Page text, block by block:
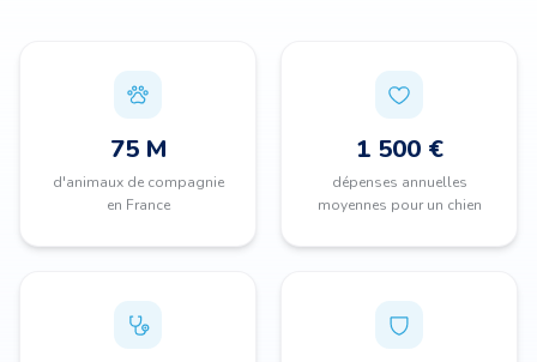
75 M
d'animaux de compagnie
en France
1 500 €
dépenses annuelles
moyennes pour un chien